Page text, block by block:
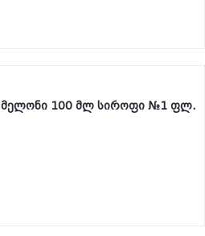
მელონი 100 მლ სიროფი №1 ფლ.